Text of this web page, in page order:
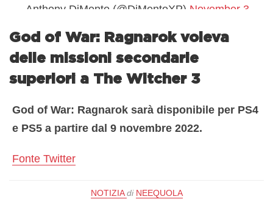
— Anthony DiMento (@DiMentoXP) November 3,
God of War: Ragnarok voleva
delle missioni secondarie
superiori a The Witcher 3
God of War: Ragnarok sarà disponibile per PS4
e PS5 a partire dal 9 novembre 2022.
Fonte Twitter
NOTIZIA di NEEQUOLA